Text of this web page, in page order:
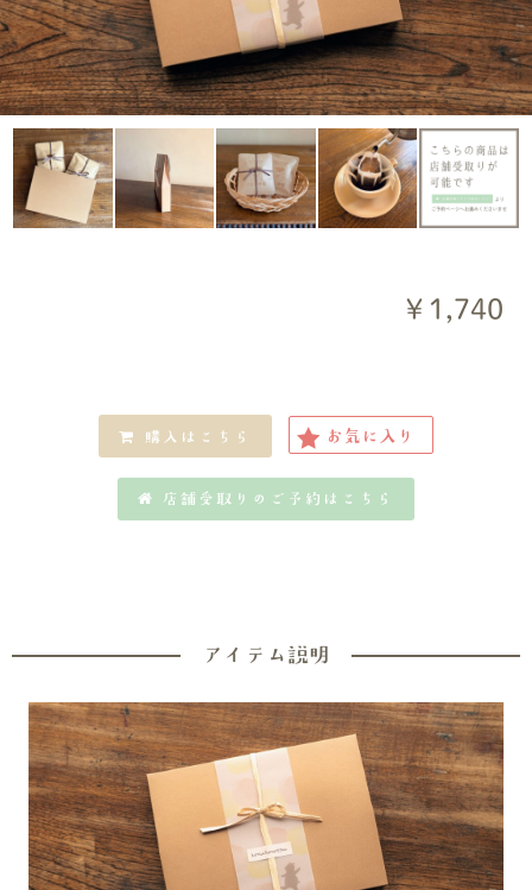
￥1,740
購入はこちら お気に入り
店舗受取りのご予約はこちら
アイテム説明